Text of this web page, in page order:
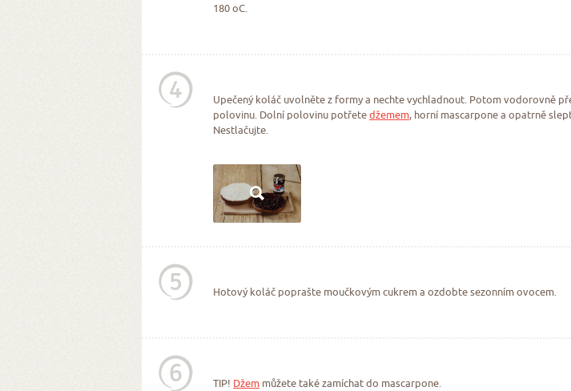
180 oC.
4
Upečený koláč uvolněte z formy a nechte vychladnout. Potom vodorovně
polovinu. Dolní polovinu potřetedžemem, horní mascarpone a opatrně
Nestlačujte.
5 Hotový koláč poprašte moučkovým cukrem a ozdobte sezonním ovocem.
6 TIP! Džem můžete také zamíchat do mascarpone.